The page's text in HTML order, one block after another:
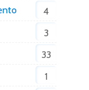
4
3
33
1